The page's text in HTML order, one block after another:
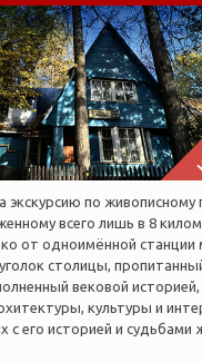
экскурсию по живописному
всего лишь в 8
от одноимённой станции
столицы,
вековой
культуры и
с его историей и судьбами